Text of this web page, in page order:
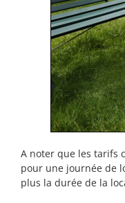
A noter que les tarifs
pour une journée de
plus la durée de la